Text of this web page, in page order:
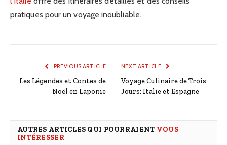
pratiques pour un voyage inoubliable.
PREVIOUS ARTICLE
Les Légendes et Contes de
Noël en Laponie
NEXT ARTICLE
Voyage Culinaire de Trois
Jours: Italie et Espagne
AUTRES ARTICLES QUI POURRAIENT VOUS
INTÉRESSER